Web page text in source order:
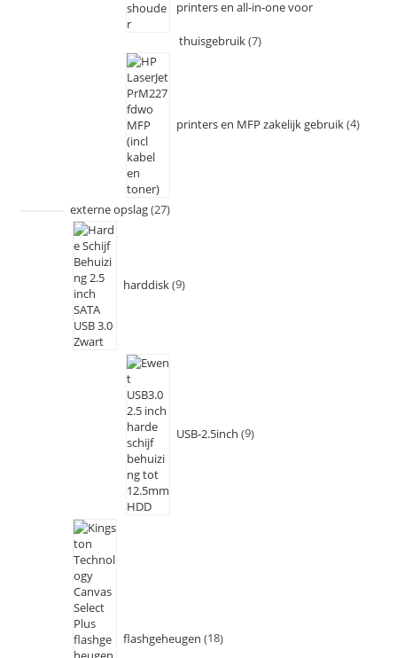
printers en all-in-one voor
thuisgebruik 7
printers en MFP zakelijk gebruik 4
externe opslag 27
harddisk 9
USB-2.5inch 9
flashgeheugen 18